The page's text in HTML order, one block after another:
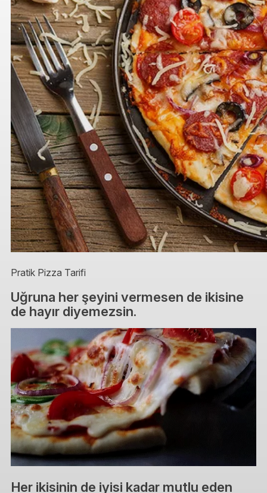
Pratik Pizza Tarifi
Uğruna her şeyini vermesen de ikisine
de hayır diyemezsin.
Her ikisinin de iyisi kadar mutlu eden